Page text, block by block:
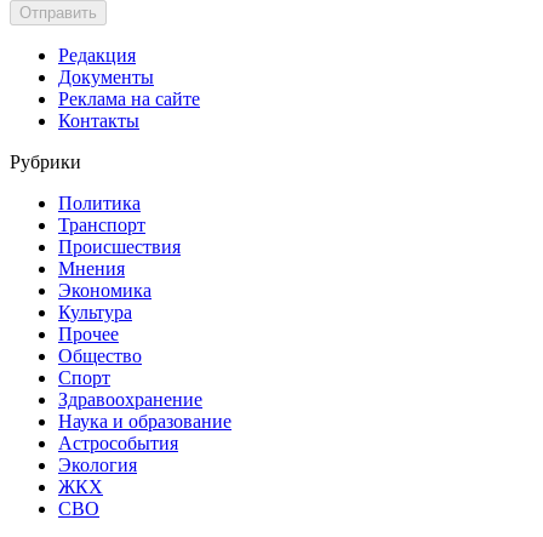
Отправить
Редакция
Документы
Реклама на сайте
Контакты
Рубрики
Политика
Транспорт
Происшествия
Мнения
Экономика
Культура
Прочее
Общество
Спорт
Здравоохранение
Наука и образование
Астрособытия
Экология
ЖКХ
СВО